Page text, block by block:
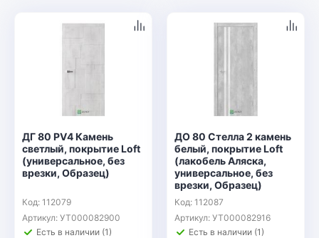
ДГ 80 РV4 Камень
светлый, покрытие Loft
(универсальное, без
врезки, Образец)
Код: 112079
Артикул: УТ000082900
Есть в наличии (1)
ДО 80 Стелла 2 камень
белый, покрытие Loft
(лакобель Аляска,
универсальное, без
врезки, Образец)
Код: 112087
Артикул: УТ000082916
Есть в наличии (1)